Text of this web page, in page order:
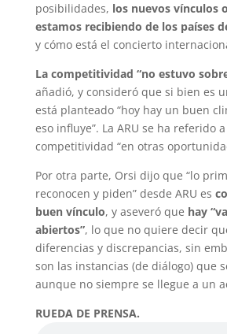
posibilidades, los nuevos vínculos
estamos recibiendo de los países
y cómo está el concierto
La competitividad “no estuvo
añadió, y consideró que si bien es
está planteado “hoy hay un buen
eso influye”. La ARU se ha referido
competitividad “en otras
Por otra parte, Orsi dijo que “lo
reconocen y piden” desde ARU es
buen vínculo, y aseveró que hay
abiertos”, lo que no quiere decir
diferencias y discrepancias, sin
son las instancias (de diálogo) que
aunque no siempre se llegue a un
RUEDA DE PRENSA.